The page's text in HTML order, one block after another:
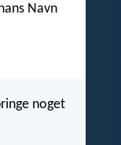
Navn
noget